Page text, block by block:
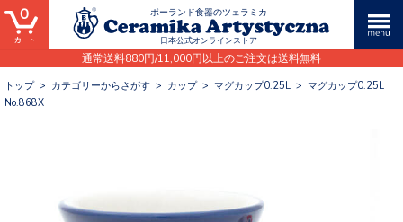
ポーランド食器のツェラミカ
日本公式オンラインストア
通常送料880円/11,000円以上のご注文は送料無料
0
トップ> カテゴリーからさがす > カップ> マグカップ0.25L > マグカップ0.25L
No.868X